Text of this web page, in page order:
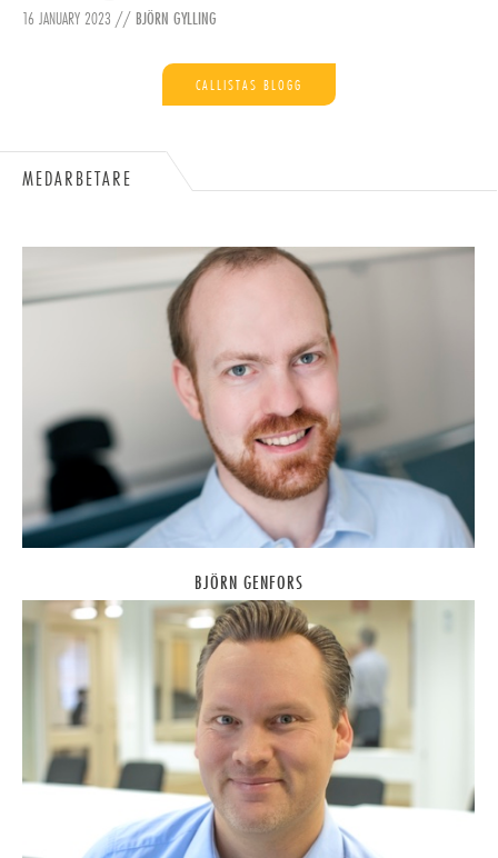
16 JANUARY 2023 // BJÖRN GYLLING
CALLISTAS BLOGG
MEDARBETARE
BJÖRN GENFORS